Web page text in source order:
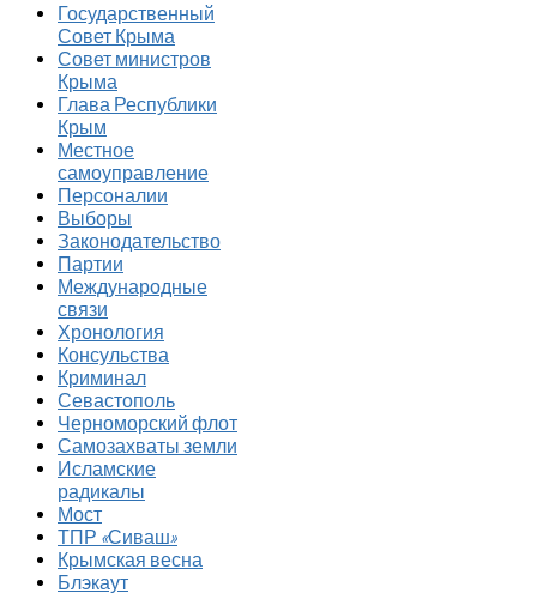
Государственный
Совет Крыма
Совет министров
Крыма
Глава Республики
Крым
Местное
самоуправление
Персоналии
Выборы
Законодательство
Партии
Международные
связи
Хронология
Консульства
Криминал
Севастополь
Черноморский флот
Самозахваты земли
Исламские
радикалы
Мост
ТПР «Сиваш»
Крымская весна
Блэкаут